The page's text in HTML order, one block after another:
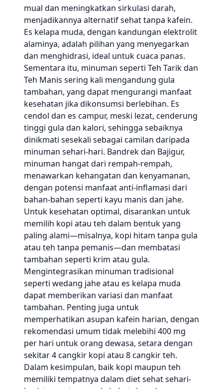
mual dan meningkatkan sirkulasi darah,
menjadikannya alternatif sehat tanpa kafein.
Es kelapa muda, dengan kandungan elektrolit
alaminya, adalah pilihan yang menyegarkan
dan menghidrasi, ideal untuk cuaca panas.
Sementara itu, minuman seperti Teh Tarik dan
Teh Manis sering kali mengandung gula
tambahan, yang dapat mengurangi manfaat
kesehatan jika dikonsumsi berlebihan. Es
cendol dan es campur, meski lezat, cenderung
tinggi gula dan kalori, sehingga sebaiknya
dinikmati sesekali sebagai camilan daripada
minuman sehari-hari. Bandrek dan Bajigur,
minuman hangat dari rempah-rempah,
menawarkan kehangatan dan kenyamanan,
dengan potensi manfaat anti-inflamasi dari
bahan-bahan seperti kayu manis dan jahe.
Untuk kesehatan optimal, disarankan untuk
memilih kopi atau teh dalam bentuk yang
paling alami—misalnya, kopi hitam tanpa gula
atau teh tanpa pemanis—dan membatasi
tambahan seperti krim atau gula.
Mengintegrasikan minuman tradisional
seperti wedang jahe atau es kelapa muda
dapat memberikan variasi dan manfaat
tambahan. Penting juga untuk
memperhatikan asupan kafein harian, dengan
rekomendasi umum tidak melebihi 400 mg
per hari untuk orang dewasa, setara dengan
sekitar 4 cangkir kopi atau 8 cangkir teh.
Dalam kesimpulan, baik kopi maupun teh
memiliki tempatnya dalam diet sehat sehari-